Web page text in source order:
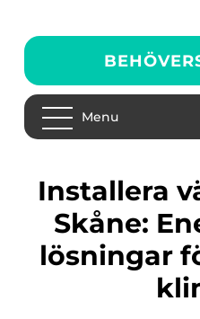
Menu
Installera värmepump i
Skåne:
lösningar